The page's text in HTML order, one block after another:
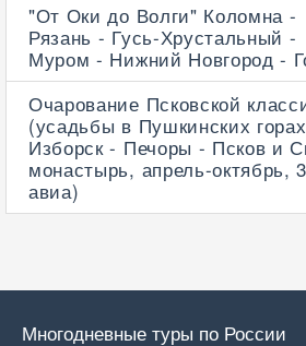
"От Оки до Волги" Коломна -
Рязань - Гусь-Хрустальный -
Муром - Нижний Новгород -
Очарование Псковской
(усадьбы в Пушкинских
Изборск - Печоры - Псков и
монастырь, апрель-октябрь,
авиа)
Многодневные туры по России